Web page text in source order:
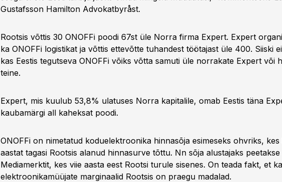
Gustafsson Hamilton Advokatbyråst.
Rootsis võttis 30 ONOFFi poodi 67st üle Norra firma Expert. Expert
ka ONOFFi logistikat ja võttis ettevõtte tuhandest töötajast üle 400. Siiski
kas Eestis tegutseva ONOFFi võiks võtta samuti üle norrakate Expert või
teine.
Expert, mis kuulub 53,8% ulatuses Norra kapitalile, omab Eestis täna
kaubamärgi all kaheksat poodi.
ONOFFi on nimetatud koduelektroonika hinnasõja esimeseks ohvriks, kes
aastat tagasi Rootsis alanud hinnasurve tõttu. Nn sõja alustajaks
Mediamerktit, kes viie aasta eest Rootsi turule sisenes. On teada fakt, et
elektroonikamüüjate marginaalid Rootsis on praegu madalad.